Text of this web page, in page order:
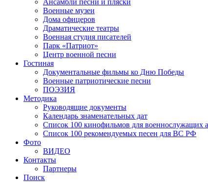
Ансамбли песни и пляски
Военные музеи
Дома офицеров
Драматические театры
Военная студия писателей
Парк «Патриот»
Центр военной песни
Гостиная
Документальные фильмы ко Дню Победы
Военные патриотические песни
ПОЭЗИЯ
Методика
Руководящие документы
Календарь знаменательных дат
Список 100 кинофильмов для военнослужащих
Список 100 рекомендуемых песен для ВС РФ
Фото
ВИДЕО
Контакты
Партнеры
Поиск